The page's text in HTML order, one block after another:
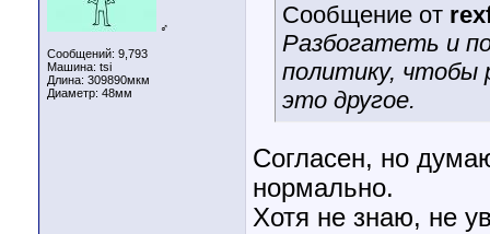
♂
Сообщений: 9,793
Машина: tsi
Длина: 309890мкм
Диаметр: 48мм
Сообщение от
Разбогатеть и
политику, чтобы
это другое.
Согласен, но
нормально.
Хотя не знаю, не